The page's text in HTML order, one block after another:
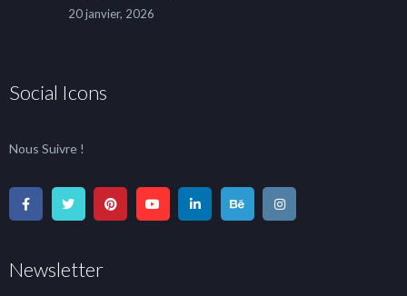
20 janvier, 2026
Social Icons
Nous Suivre !
Newsletter